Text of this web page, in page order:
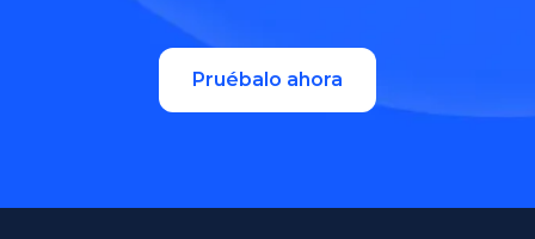
Pruébalo ahora